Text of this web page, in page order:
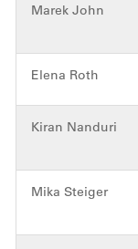
Marek John
Elena Roth
Kiran Nanduri
Mika Steiger